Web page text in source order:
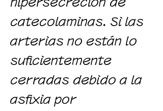
hipersecreción de
catecolaminas. Si las
arterias no están lo
suficientemente
cerradas debido a la
asfixia por